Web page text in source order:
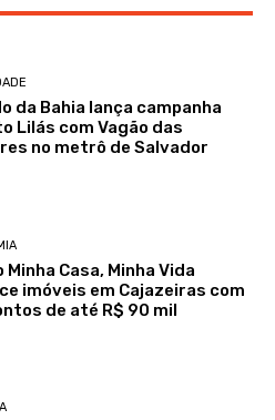
da Bahia lança campanha
Lilás com Vagão das
no metrô de Salvador
Minha Casa, Minha Vida
imóveis em Cajazeiras com
de até R$ 90 mil